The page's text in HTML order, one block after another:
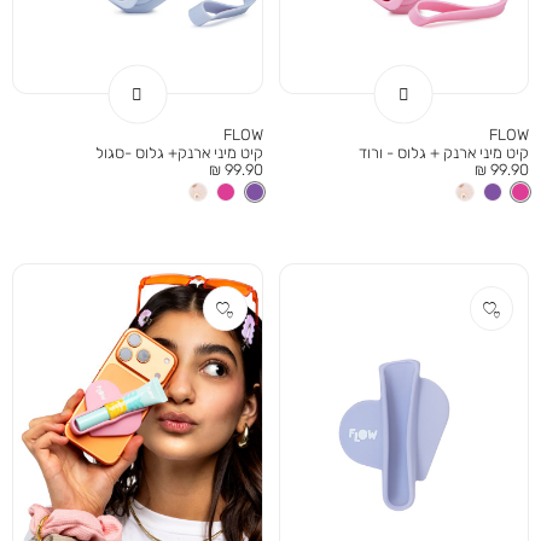
FLOW
קיט מיני ארנק + גלוס - ורוד
מחיר
מוצר
99.90 ₪
FLOW
קיט מיני ארנק+ גלוס -סגול
מחיר
מוצר
99.90 ₪